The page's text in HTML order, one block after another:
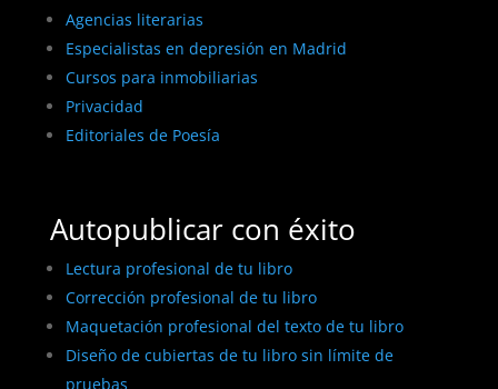
Agencias literarias
Especialistas en depresión en Madrid
Cursos para inmobiliarias
Privacidad
Editoriales de Poesía
Autopublicar con éxito
Lectura profesional de tu libro
Corrección profesional de tu libro
Maquetación profesional del texto de tu libro
Diseño de cubiertas de tu libro sin límite de
pruebas